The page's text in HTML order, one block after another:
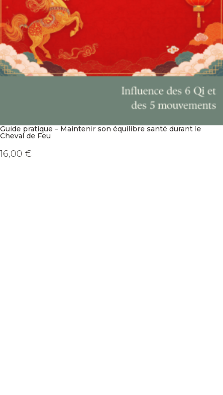
Guide pratique – Maintenir son équilibre santé durant le
Cheval de Feu
16,00 €